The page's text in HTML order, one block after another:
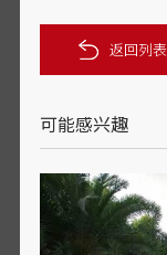
返回列表
可能感兴趣